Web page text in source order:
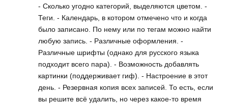
- Сколько угодно категорий, выделяются цветом. -
Теги. - Календарь, в котором отмечено что и когда
было записано. По нему или по тегам можно найти
любую запись. - Различные оформления. -
Различные шрифты (однако для русского языка
подходит всего пара). - Возможность добавлять
картинки (поддерживает гиф). - Настроение в этот
день. - Резервная копия всех записей. То есть, если
вы решите всё удалить, но через какое-то время